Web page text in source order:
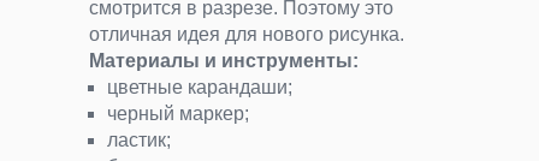
смотрится в разрезе. Поэтому это
отличная идея для нового рисунка.
Материалы и инструменты:
цветные карандаши;
черный маркер;
ластик;